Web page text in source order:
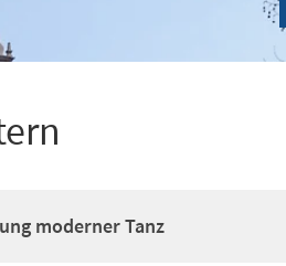
moderner Tanz